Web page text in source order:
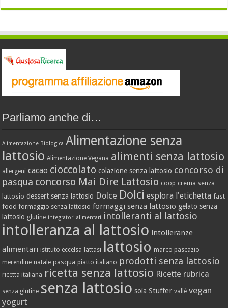
Parliamo anche di…
Alimentazione Biologica Alimentazione senza
lattosio Alimentazione Vegana alimenti senza lattosio
allergeni cacao cioccolato colazione senza lattosio concorso di
pasqua concorso Mai Dire Lattosio coop crema senza
lattosio dessert senza lattosio Dolce Dolci esplora l'etichetta fast
food formaggio senza lattosio formaggi senza lattosio gelato senza
lattosio glutine integratori alimentari intolleranti al lattosio
intolleranza al lattosio intolleranze
alimentari istituto eccelsa lattasi lattosio marco pascazio
merendine natale pasqua piatto italiano prodotti senza lattosio
ricetta italiana ricetta senza lattosio Ricette rubrica
senza glutine senza lattosio soia Stuffer vallè vegan
yogurt